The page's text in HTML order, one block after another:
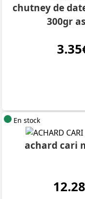
chutney de
300gr
3.35
En stock
achard cari
12.28